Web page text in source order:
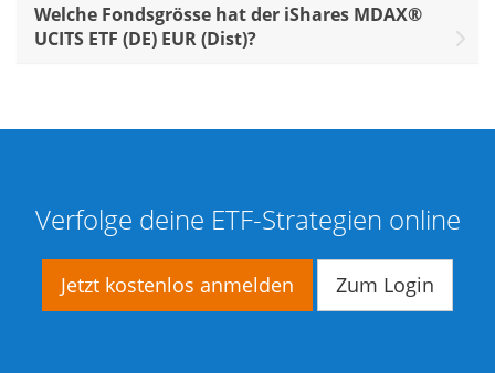
Welche Fondsgrösse hat der iShares MDAX®
UCITS ETF (DE) EUR (Dist)?
Verfolge deine ETF-Strategien online
Jetzt kostenlos anmelden Zum Login